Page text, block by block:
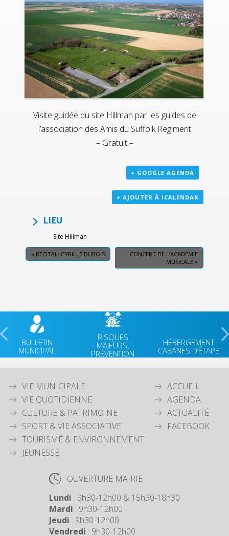
Visite guidée du site Hillman par les guides de
l’association des Amis du Suffolk Regiment
– Gratuit –
+ GOOGLE AGENDA
+ AJOUTER À ICALENDAR
LIEU
Site Hillman
« RÉCITAL: CYRILLE DUBOIS
CONCERT DE L’ACADÉMIE
MUSICALE »
BULLETIN
MUNICIPAL
RISQUES
MAJEURS,
PRÉVENTION
HÉBERGEMENT
CABANES D’ÉTAPE
VIE MUNICIPALE
VIE QUOTIDIENNE
CULTURE & PATRIMOINE
SPORT & VIE ASSOCIATIVE
TOURISME & ENVIRONNEMENT
JEUNESSE
ACCUEIL
AGENDA
ACTUALITÉ
FACEBOOK
OUVERTURE MAIRIE
Lundi : 9h30-12h00 & 15h30-18h30
Mardi : 9h30-12h00
Jeudi : 9h30-12h00
Vendredi : 9h30-12h00